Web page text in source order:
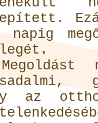
napig
az